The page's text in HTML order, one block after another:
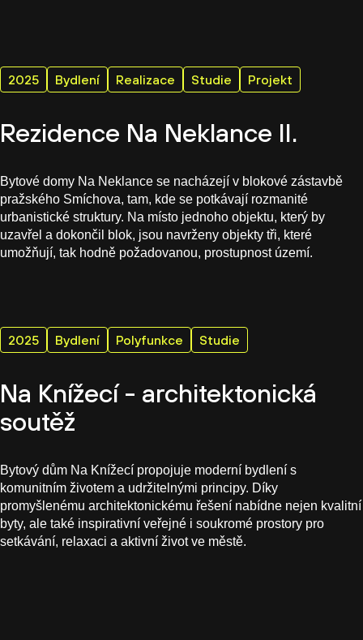
2025 Bydlení Realizace Studie Projekt
Rezidence Na Neklance II.
Bytové domy Na Neklance se nacházejí v blokové zástavbě
pražského Smíchova, tam, kde se potkávají rozmanité
urbanistické struktury. Na místo jednoho objektu, který by
uzavřel a dokončil blok, jsou navrženy objekty tři, které
umožňují, tak hodně požadovanou, prostupnost území.
2025 Bydlení Polyfunkce Studie
Na Knížecí - architektonická
soutěž
Bytový dům Na Knížecí propojuje moderní bydlení s
komunitním životem a udržitelnými principy. Díky
promyšlenému architektonickému řešení nabídne nejen kvalitní
byty, ale také inspirativní veřejné i soukromé prostory pro
setkávání, relaxaci a aktivní život ve městě.